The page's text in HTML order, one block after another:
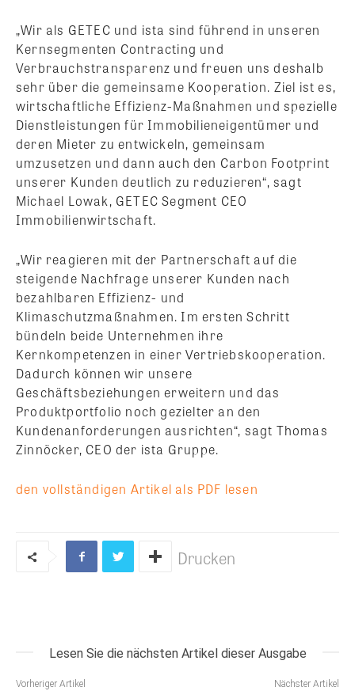
„Wir als GETEC und ista sind führend in unseren
Kernsegmenten Contracting und
Verbrauchstransparenz und freuen uns deshalb
sehr über die gemeinsame Kooperation. Ziel ist es,
wirtschaftliche Effizienz-Maßnahmen und spezielle
Dienstleistungen für Immobilieneigentümer und
deren Mieter zu entwickeln, gemeinsam
umzusetzen und dann auch den Carbon Footprint
unserer Kunden deutlich zu reduzieren“, sagt
Michael Lowak, GETEC Segment CEO
Immobilienwirtschaft.
„Wir reagieren mit der Partnerschaft auf die
steigende Nachfrage unserer Kunden nach
bezahlbaren Effizienz- und
Klimaschutzmaßnahmen. Im ersten Schritt
bündeln beide Unternehmen ihre
Kernkompetenzen in einer Vertriebskooperation.
Dadurch können wir unsere
Geschäftsbeziehungen erweitern und das
Produktportfolio noch gezielter an den
Kundenanforderungen ausrichten“, sagt Thomas
Zinnöcker, CEO der ista Gruppe.
den vollständigen Artikel als PDF lesen
Drucken
Lesen Sie die nächsten Artikel dieser Ausgabe
Vorheriger Artikel Nächster Artikel